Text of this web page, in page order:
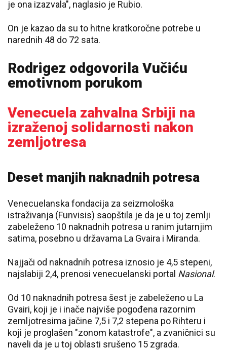
je ona izazvala", naglasio je Rubio.
On je kazao da su to hitne kratkoročne potrebe u
narednih 48 do 72 sata.
Rodrigez odgovorila Vučiću
emotivnom porukom
Venecuela zahvalna Srbiji na
izraženoj solidarnosti nakon
zemljotresa
Deset manjih naknadnih potresa
Venecuelanska fondacija za seizmološka
istraživanja (Funvisis) saopštila je da je u toj zemlji
zabeleženo 10 naknadnih potresa u ranim jutarnjim
satima, posebno u državama La Gvaira i Miranda.
Najjači od naknadnih potresa iznosio je 4,5 stepeni,
najslabiji 2,4, prenosi venecuelanski portal Nasional.
Od 10 naknadnih potresa šest je zabeleženo u La
Gvairi, koji je i inače najviše pogođena razornim
zemljotresima jačine 7,5 i 7,2 stepena po Rihteru i
koji je proglašen "zonom katastrofe", a zvaničnici su
naveli da je u toj oblasti srušeno 15 zgrada.